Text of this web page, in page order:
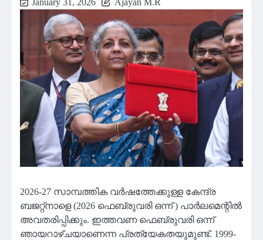
January 31, 2026 Ajayan M.R
2026-27 സാമ്പത്തിക വർഷത്തേക്കുള്ള കേന്ദ്ര
ബജറ്റ്നാളെ (2026 ഫെബ്രുവരി ഒന്ന് ) പാർലമെന്റിൽ
അവതരിപ്പിക്കും. ഇത്തവണ ഫെബ്രുവരി ഒന്ന്
ഞായറാഴ്ചയാണെന്ന പ്രത്യേകതയുമുണ്ട്. 1999-